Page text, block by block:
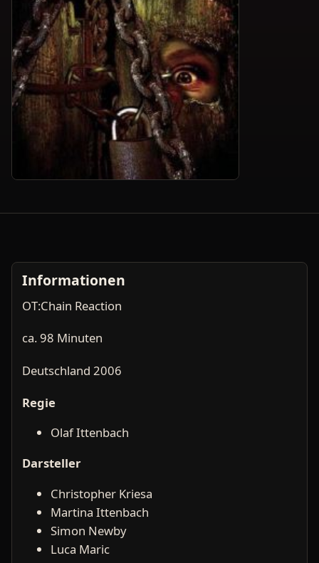
Informationen
OT:Chain Reaction
ca. 98 Minuten
Deutschland 2006
Regie
Olaf Ittenbach
Darsteller
Christopher Kriesa
Martina Ittenbach
Simon Newby
Luca Maric